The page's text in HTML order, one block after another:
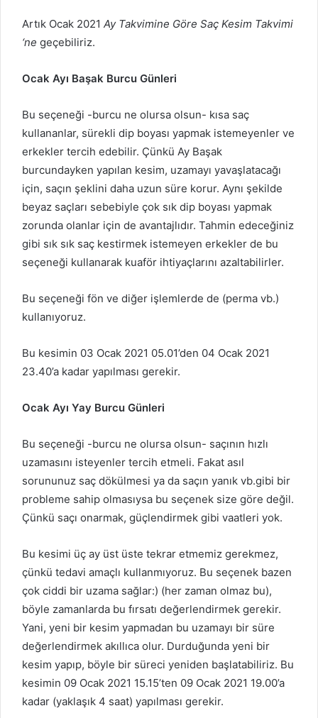
Artık Ocak 2021 Ay Takvimine Göre Saç Kesim Takvimi
‘ne geçebiliriz.
Ocak Ayı Başak Burcu Günleri
Bu seçeneği -burcu ne olursa olsun- kısa saç
kullananlar, sürekli dip boyası yapmak istemeyenler ve
erkekler tercih edebilir. Çünkü Ay Başak
burcundayken yapılan kesim, uzamayı yavaşlatacağı
için, saçın şeklini daha uzun süre korur. Aynı şekilde
beyaz saçları sebebiyle çok sık dip boyası yapmak
zorunda olanlar için de avantajlıdır. Tahmin edeceğiniz
gibi sık sık saç kestirmek istemeyen erkekler de bu
seçeneği kullanarak kuaför ihtiyaçlarını azaltabilirler.
Bu seçeneği fön ve diğer işlemlerde de (perma vb.)
kullanıyoruz.
Bu kesimin 03 Ocak 2021 05.01’den 04 Ocak 2021
23.40’a kadar yapılması gerekir.
Ocak Ayı Yay Burcu Günleri
Bu seçeneği -burcu ne olursa olsun- saçının hızlı
uzamasını isteyenler tercih etmeli. Fakat asıl
sorununuz saç dökülmesi ya da saçın yanık vb.gibi bir
probleme sahip olmasıysa bu seçenek size göre değil.
Çünkü saçı onarmak, güçlendirmek gibi vaatleri yok.
Bu kesimi üç ay üst üste tekrar etmemiz gerekmez,
çünkü tedavi amaçlı kullanmıyoruz. Bu seçenek bazen
çok ciddi bir uzama sağlar:) (her zaman olmaz bu),
böyle zamanlarda bu fırsatı değerlendirmek gerekir.
Yani, yeni bir kesim yapmadan bu uzamayı bir süre
değerlendirmek akıllıca olur. Durduğunda yeni bir
kesim yapıp, böyle bir süreci yeniden başlatabiliriz. Bu
kesimin 09 Ocak 2021 15.15’ten 09 Ocak 2021 19.00’a
kadar (yaklaşık 4 saat) yapılması gerekir.